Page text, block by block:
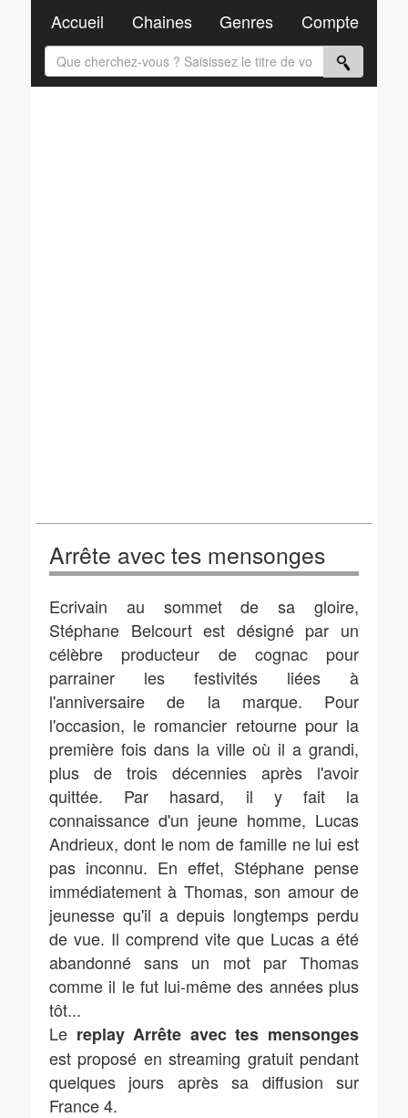
Arrête avec tes mensonges
Ecrivain au sommet de sa gloire,
Stéphane Belcourt est désigné par un
célèbre producteur de cognac pour
parrainer les festivités liées à
l'anniversaire de la marque. Pour
l'occasion, le romancier retourne pour la
première fois dans la ville où il a grandi,
plus de trois décennies après l'avoir
quittée. Par hasard, il y fait la
connaissance d'un jeune homme, Lucas
Andrieux, dont le nom de famille ne lui est
pas inconnu. En effet, Stéphane pense
immédiatement à Thomas, son amour de
jeunesse qu'il a depuis longtemps perdu
de vue. Il comprend vite que Lucas a été
abandonné sans un mot par Thomas
comme il le fut lui-même des années plus
tôt...
Le replay Arrête avec tes mensonges
est proposé en streaming gratuit pendant
quelques jours après sa diffusion sur
France 4.
Accueil Chaines Genres Compte